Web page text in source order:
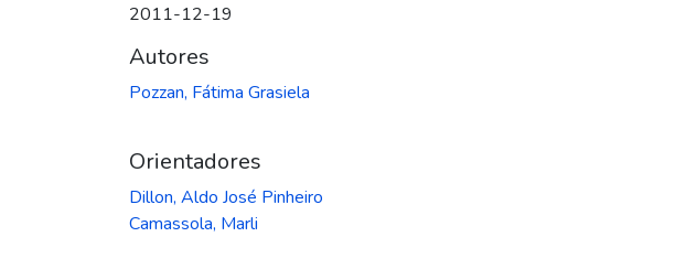
2011-12-19
Autores
Pozzan, Fátima Grasiela
Orientadores
Dillon, Aldo José Pinheiro
Camassola, Marli